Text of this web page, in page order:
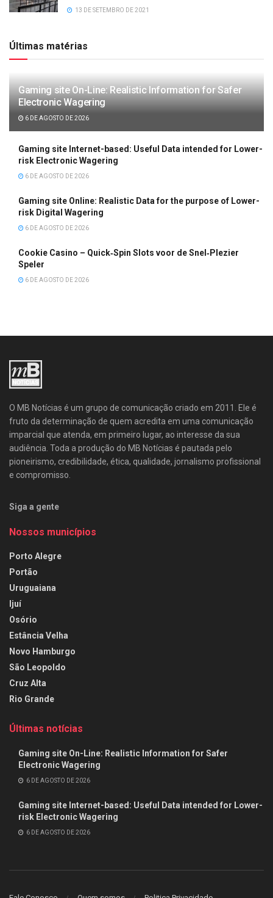
13 DE SETEMBRO DE 2021
Últimas matérias
Gaming site On-Line: Realistic Information for Safer
Electronic Wagering
6 DE AGOSTO DE 2026
Gaming site Internet-based: Useful Data intended for Lower-
risk Electronic Wagering
6 DE AGOSTO DE 2026
Gaming site Online: Realistic Data for the purpose of Lower-
risk Digital Wagering
6 DE AGOSTO DE 2026
Cookie Casino – Quick‑Spin Slots voor de Snel‑Plezier
Speler
6 DE AGOSTO DE 2026
O MB Notícias é um grupo de comunicação criado em 2011. Ele é
fruto da determinação de quem acredita em uma comunicação
imparcial que atenda, em primeiro lugar, ao interesse da sua
audiência. Toda a produção do MB Notícias é pautada pelo
pioneirismo, credibilidade, ética, qualidade, jornalismo profissional
e compromisso.
Siga a gente
Nossos municípios
Porto Alegre
Portão
Uruguaiana
Ijuí
Osório
Estância Velha
Novo Hamburgo
São Leopoldo
Cruz Alta
Rio Grande
Últimas notícias
Gaming site On-Line: Realistic Information for Safer
Electronic Wagering
6 DE AGOSTO DE 2026
Gaming site Internet-based: Useful Data intended for Lower-
risk Electronic Wagering
6 DE AGOSTO DE 2026